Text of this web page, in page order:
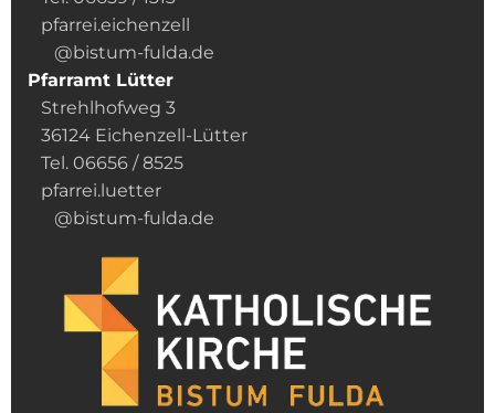
pfarrei.eichenzell
@bistum-fulda.de
Pfarramt Lütter
Strehlhofweg 3
36124 Eichenzell-Lütter
Tel. 06656 / 8525
pfarrei.luetter
@bistum-fulda.de